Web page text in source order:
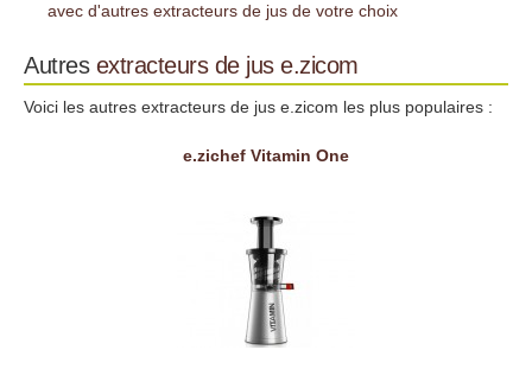
avec d'autres extracteurs de jus de votre choix
Autres extracteurs de jus e.zicom
Voici les autres extracteurs de jus e.zicom les plus populaires :
e.zichef Vitamin One